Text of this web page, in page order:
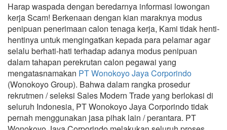
Harap waspada dengan beredarnya informasi lowongan
kerja Scam! Berkenaan dengan kian maraknya modus
penipuan penerimaan calon tenaga kerja, Kami tidak henti-
hentinya untuk mengingatkan kepada para pelamar agar
selalu berhati-hati terhadap adanya modus penipuan
dalam tahapan perekrutan calon pegawai yang
mengatasnamakan PT Wonokoyo Jaya Corporindo
(Wonokoyo Group). Bahwa dalam rangka prosedur
rekrutmen / seleksi Sales Modern Trade yang berlokasi di
seluruh Indonesia, PT Wonokoyo Jaya Corporindo tidak
pernah menggunakan jasa pihak lain / perantara. PT